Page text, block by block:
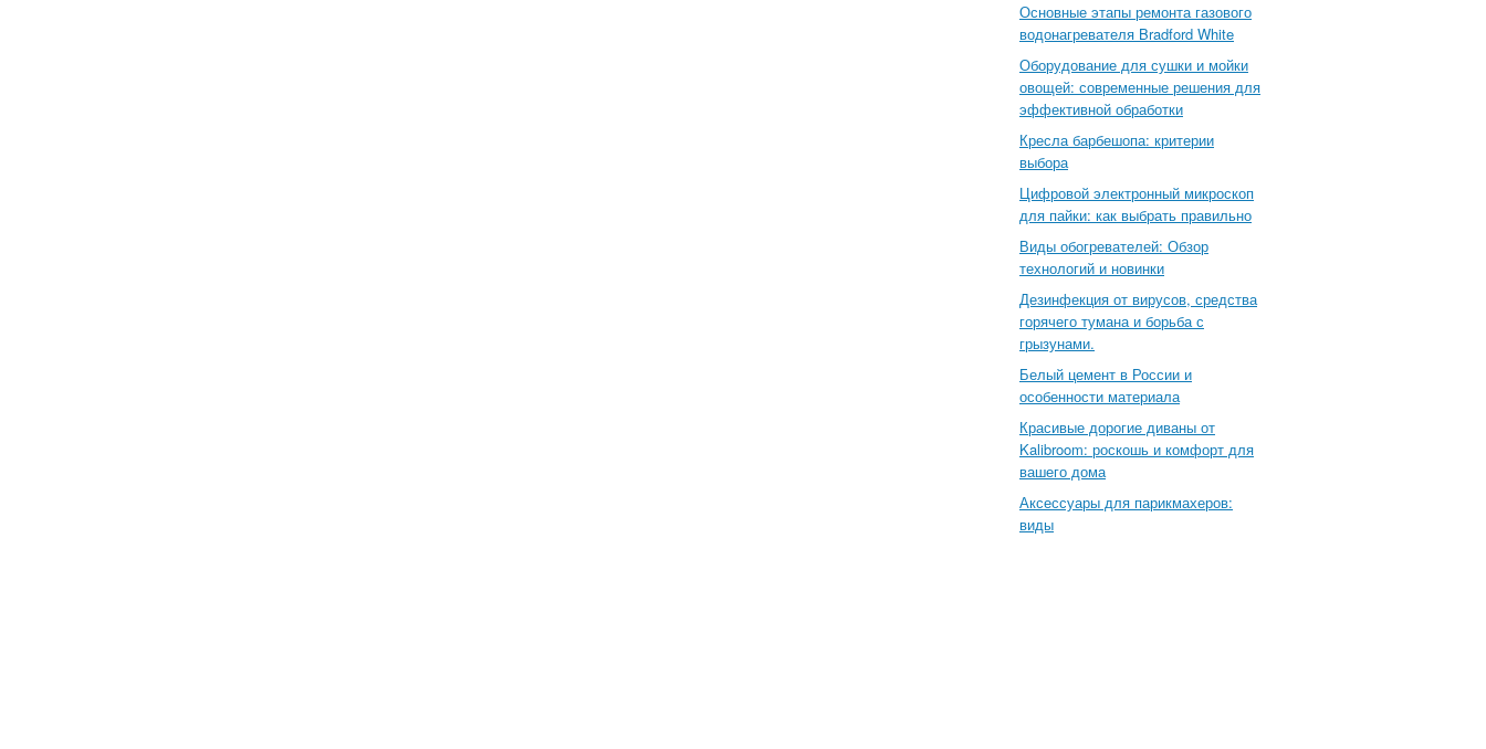
Основные этапы ремонта газового
водонагревателя Bradford White
Оборудование для сушки и мойки
овощей: современные решения для
эффективной обработки
Кресла барбешопа: критерии
выбора
Цифровой электронный микроскоп
для пайки: как выбрать правильно
Виды обогревателей: Обзор
технологий и новинки
Дезинфекция от вирусов, средства
горячего тумана и борьба с
грызунами.
Белый цемент в России и
особенности материала
Красивые дорогие диваны от
Kalibroom: роскошь и комфорт для
вашего дома
Аксессуары для парикмахеров:
виды